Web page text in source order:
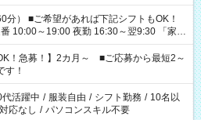
トもOK！
～19:00 夜勤 16:30～翌9:30 「家族
「余裕を持って夕飯の準備がしたい」
たくない」 など、ご希望を教えてください
の勤務時間。 合計で週40時間を超える場
！急募！】2カ月～ ■ご応募から最短2～
す！
活躍中 / 服装自由 / シフト勤務 / 10名以
応なし / パソコンスキル不要